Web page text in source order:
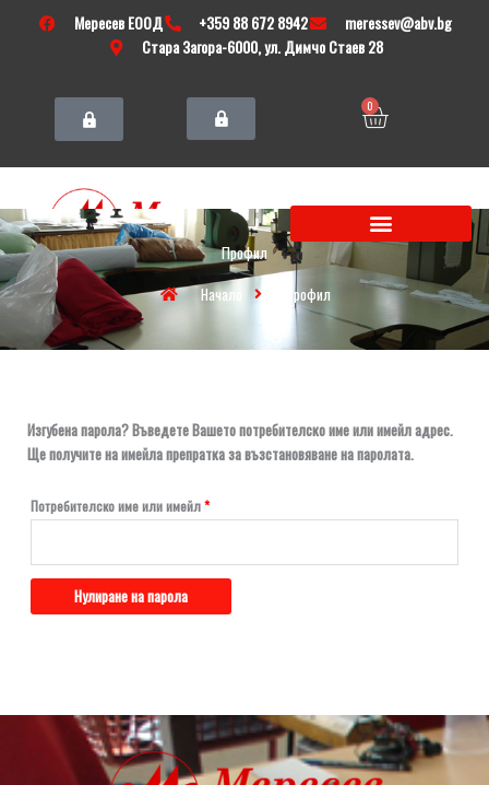
Мересев ЕООД +359 88 672 8942
meressev@abv.bg
Стара Загора-6000, ул. Димчо Стаев 28
0
Cart
Профил
Начало
Профил
Изгубена парола? Въведете Вашето потребителско име или имейл адрес.
Ще получите на имейла препратка за възстановяване на паролата.
Потребителско име или имейл*
Нулиране на парола